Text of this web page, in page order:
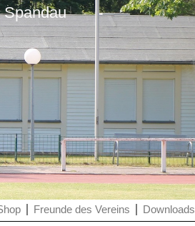
Freunde des Vereins Downloads